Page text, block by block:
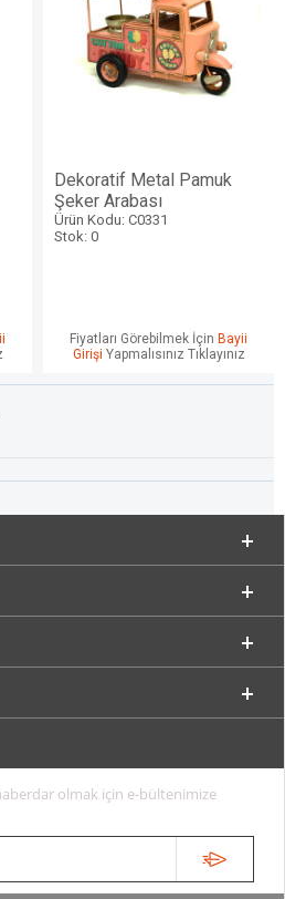
Dekoratif Metal Pamuk
Şeker Arabası
Ürün Kodu: C0331
Stok: 0
Fiyatları Görebilmek İçin Bayii
Girişi Yapmalısınız Tıklayınız
olmak için e-bültenimize